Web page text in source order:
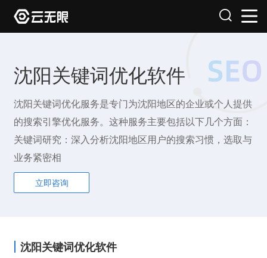
沈阳关键词优化软件
沈阳关键词优化服务是专门为沈阳地区的企业或个人提供
的搜索引擎优化服务。这种服务主要包括以下几个方面：
关键词研究：深入分析沈阳地区用户的搜索习惯，选取与
业务紧密相
立即咨询
沈阳关键词优化软件